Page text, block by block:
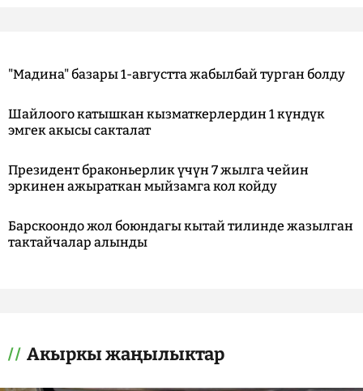
"Мадина" базары 1-августта жабылбай турган болду
Шайлоого катышкан кызматкерлердин 1 күндүк
эмгек акысы сакталат
Президент браконьерлик үчүн 7 жылга чейин
эркинен ажыраткан мыйзамга кол койду
Барскоондо жол боюндагы кытай тилинде жазылган
тактайчалар алынды
Акыркы жаңылыктар